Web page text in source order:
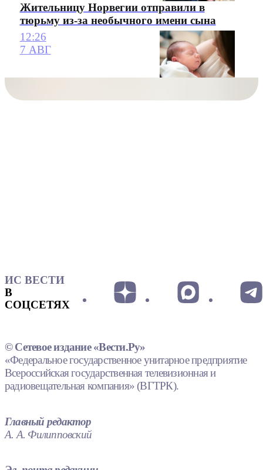
Жительницу Норвегии отправили в
тюрьму из-за необычного имени сына
12:26
7 АВГ
ИС ВЕСТИ
В
СОЦСЕТЯХ
© Сетевое издание «Вести.Ру»
«Федеральное государственное унитарное предприятие
Всероссийская государственная телевизионная и
радиовещательная компания» (ВГТРК).
Главный редактор
А. А. Филипповский